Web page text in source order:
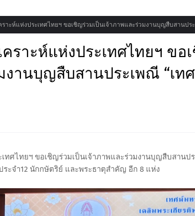
ราะห์แห่งประเทศไทยฯ ขอเชิญร่วมเป็นเจ้าภาพและร่วมงานบุญสืบสานปร
คราะห์แห่งประเทศไทยฯ ขอ
งานบุญสืบสานประเพณี “เท
เทศไทยฯ ขอเชิญร่วมเป็นเจ้าภาพและร่วมงานบุญสืบสานป
ระจำ12 นักกษัตริย์ และพระธาตุสำคัญ อีก 8 แห่ง